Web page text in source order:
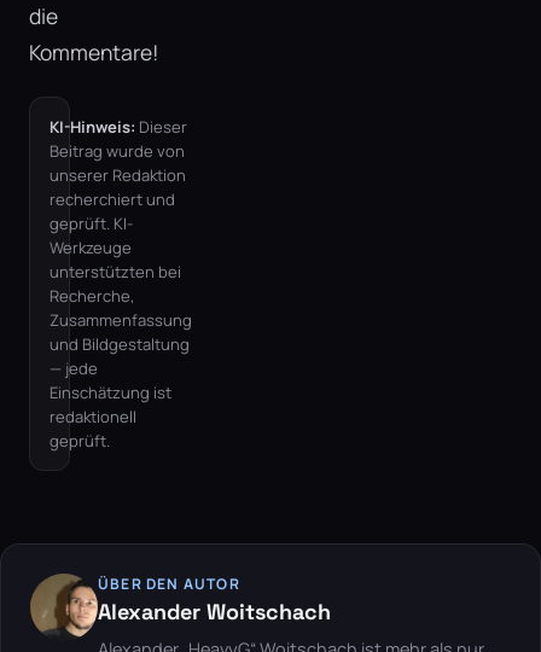
die
Kommentare!
KI-Hinweis: Dieser
Beitrag wurde von
unserer Redaktion
recherchiert und
geprüft. KI-
Werkzeuge
unterstützten bei
Recherche,
Zusammenfassung
und Bildgestaltung
— jede
Einschätzung ist
redaktionell
geprüft.
ÜBER DEN AUTOR
Alexander Woitschach